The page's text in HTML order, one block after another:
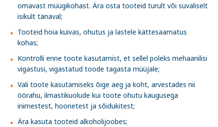
omavast müügikohast. Ära osta tooteid turult või suvaliselt
isikult tänaval;
Tooteid hoia kuivas, ohutus ja lastele kättesaamatus
kohas;
Kontrolli enne toote kasutamist, et sellel poleks mehaanilisi
vigastusi, vigastatud toode tagasta müüjale;
Vali toote kasutamiseks õige aeg ja koht, arvestades nii
öörahu, ilmastikuolude kui toote ohutu kaugusega
inimestest, hoonetest ja sõidukitest;
Ära kasuta tooteid alkoholijoobes;